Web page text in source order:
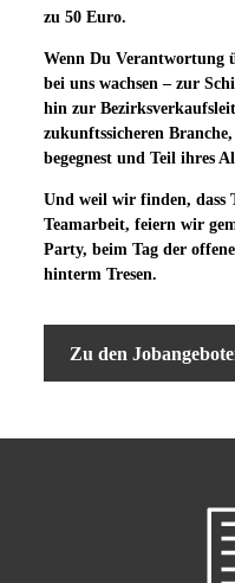
zu 50 Euro.
Wenn Du Verantwortung
bei uns wachsen – zur
hin zur
zukunftssicheren
begegnest und Teil ihres
Und weil wir finden, dass
Teamarbeit, feiern wir
Party, beim Tag der
hinterm Tresen.
Zu den